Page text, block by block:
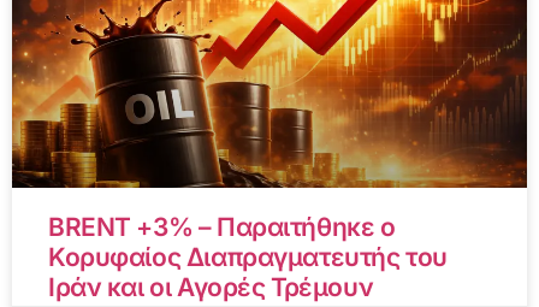
BRENT +3% – Παραιτήθηκε ο
Κορυφαίος Διαπραγματευτής του
Ιράν και οι Αγορές Τρέμουν